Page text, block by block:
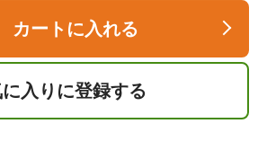
カートに入れる
入りに登録する